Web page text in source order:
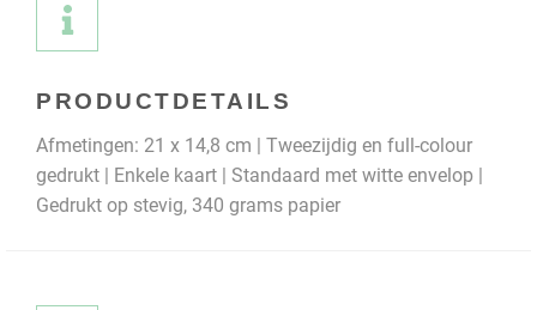
PRODUCTDETAILS
Afmetingen: 21 x 14,8 cm | Tweezijdig en full-colour
gedrukt | Enkele kaart | Standaard met witte envelop |
Gedrukt op stevig, 340 grams papier